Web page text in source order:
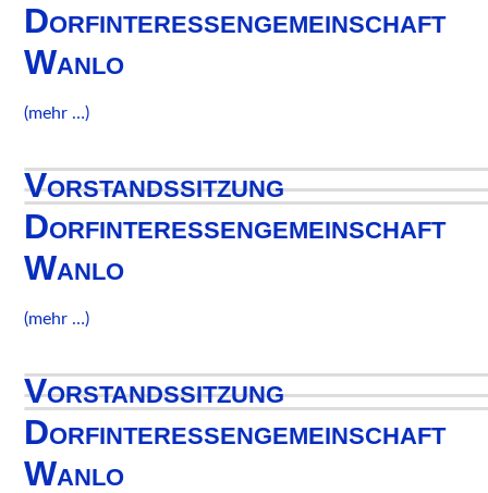
Dorfinteressengemeinschaft
Wanlo
(mehr …)
Vorstandssitzung
Dorfinteressengemeinschaft
Wanlo
(mehr …)
Vorstandssitzung
Dorfinteressengemeinschaft
Wanlo